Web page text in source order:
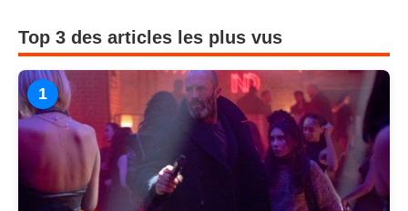
Top 3 des articles les plus vus
1